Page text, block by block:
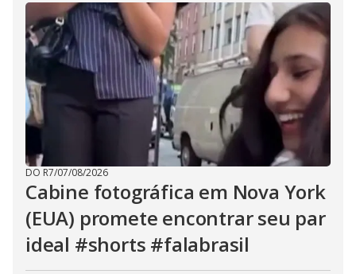
DO R7/07/08/2026
Cabine fotográfica em Nova York
(EUA) promete encontrar seu par
ideal #shorts #falabrasil